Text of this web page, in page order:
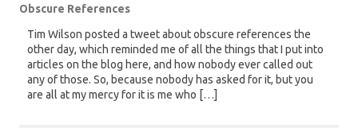
Obscure References
Tim Wilson posted a tweet about obscure references the
other day, which reminded me of all the things that I put into
articles on the blog here, and how nobody ever called out
any of those. So, because nobody has asked for it, but you
are all at my mercy for it is me who […]